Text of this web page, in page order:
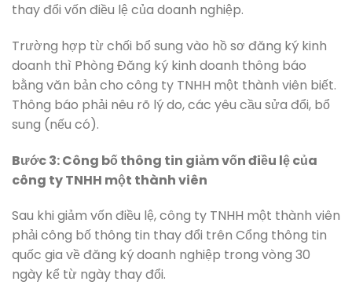
thay đổi vốn điều lệ của doanh nghiệp.
Trường hợp từ chối bổ sung vào hồ sơ đăng ký kinh
doanh thì Phòng Đăng ký kinh doanh thông báo
bằng văn bản cho công ty TNHH một thành viên biết.
Thông báo phải nêu rõ lý do, các yêu cầu sửa đổi, bổ
sung (nếu có).
Bước 3: Công bố thông tin giảm vốn điều lệ của
công ty TNHH một thành viên
Sau khi giảm vốn điều lệ, công ty TNHH một thành viên
phải công bố thông tin thay đổi trên Cổng thông tin
quốc gia về đăng ký doanh nghiệp trong vòng 30
ngày kể từ ngày thay đổi.